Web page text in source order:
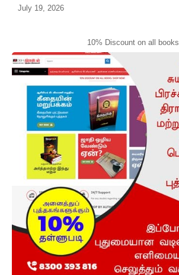
July 19, 2026
10% Discount on all books